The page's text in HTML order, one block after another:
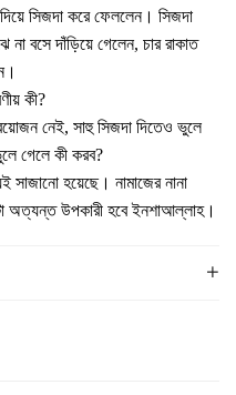
সিজদা করে ফেললেন। সিজদা
না বসে দাঁড়িয়ে গেলেন, চার রাকাত
কী?
নেই, সাহু সিজদা দিতেও ভুলে
গেলে কী করব?
সাজানো হয়েছে। নামাজের নানা
অত্যন্ত উপকারী হবে ইনশাআল্লাহ।